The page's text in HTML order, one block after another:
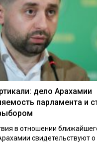
дело Арахамии
парламента и
в отношении
свидетельствуют о